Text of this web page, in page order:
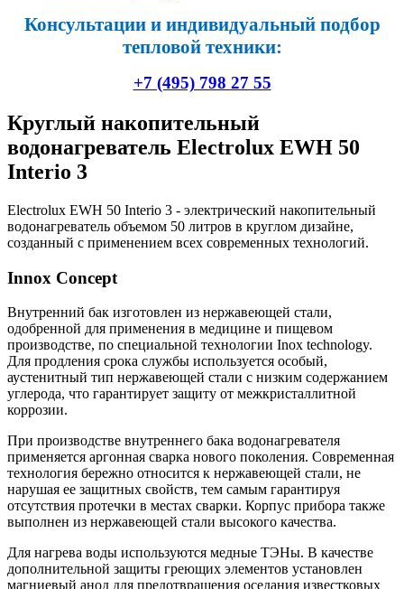
Консультации и индивидуальный подбор
тепловой техники:
+7 (495) 798 27 55
Круглый накопительный
водонагреватель Electrolux EWH 50
Interio 3
Electrolux EWH 50 Interio 3 - электрический накопительный
водонагреватель объемом 50 литров в круглом дизайне,
созданный с применением всех современных технологий.
Innox Concept
Внутренний бак изготовлен из нержавеющей стали,
одобренной для применения в медицине и пищевом
производстве, по специальной технологии Inox technology.
Для продления срока службы используется особый,
аустенитный тип нержавеющей стали с низким содержанием
углерода, что гарантирует защиту от межкристаллитной
коррозии.
При производстве внутреннего бака водонагревателя
применяется аргонная сварка нового поколения. Современная
технология бережно относится к нержавеющей стали, не
нарушая ее защитных свойств, тем самым гарантируя
отсутствия протечки в местах сварки. Корпус прибора также
выполнен из нержавеющей стали высокого качества.
Для нагрева воды используются медные ТЭНы. В качестве
дополнительной защиты греющих элементов установлен
магниевый анод для предотвращения оседания известковых